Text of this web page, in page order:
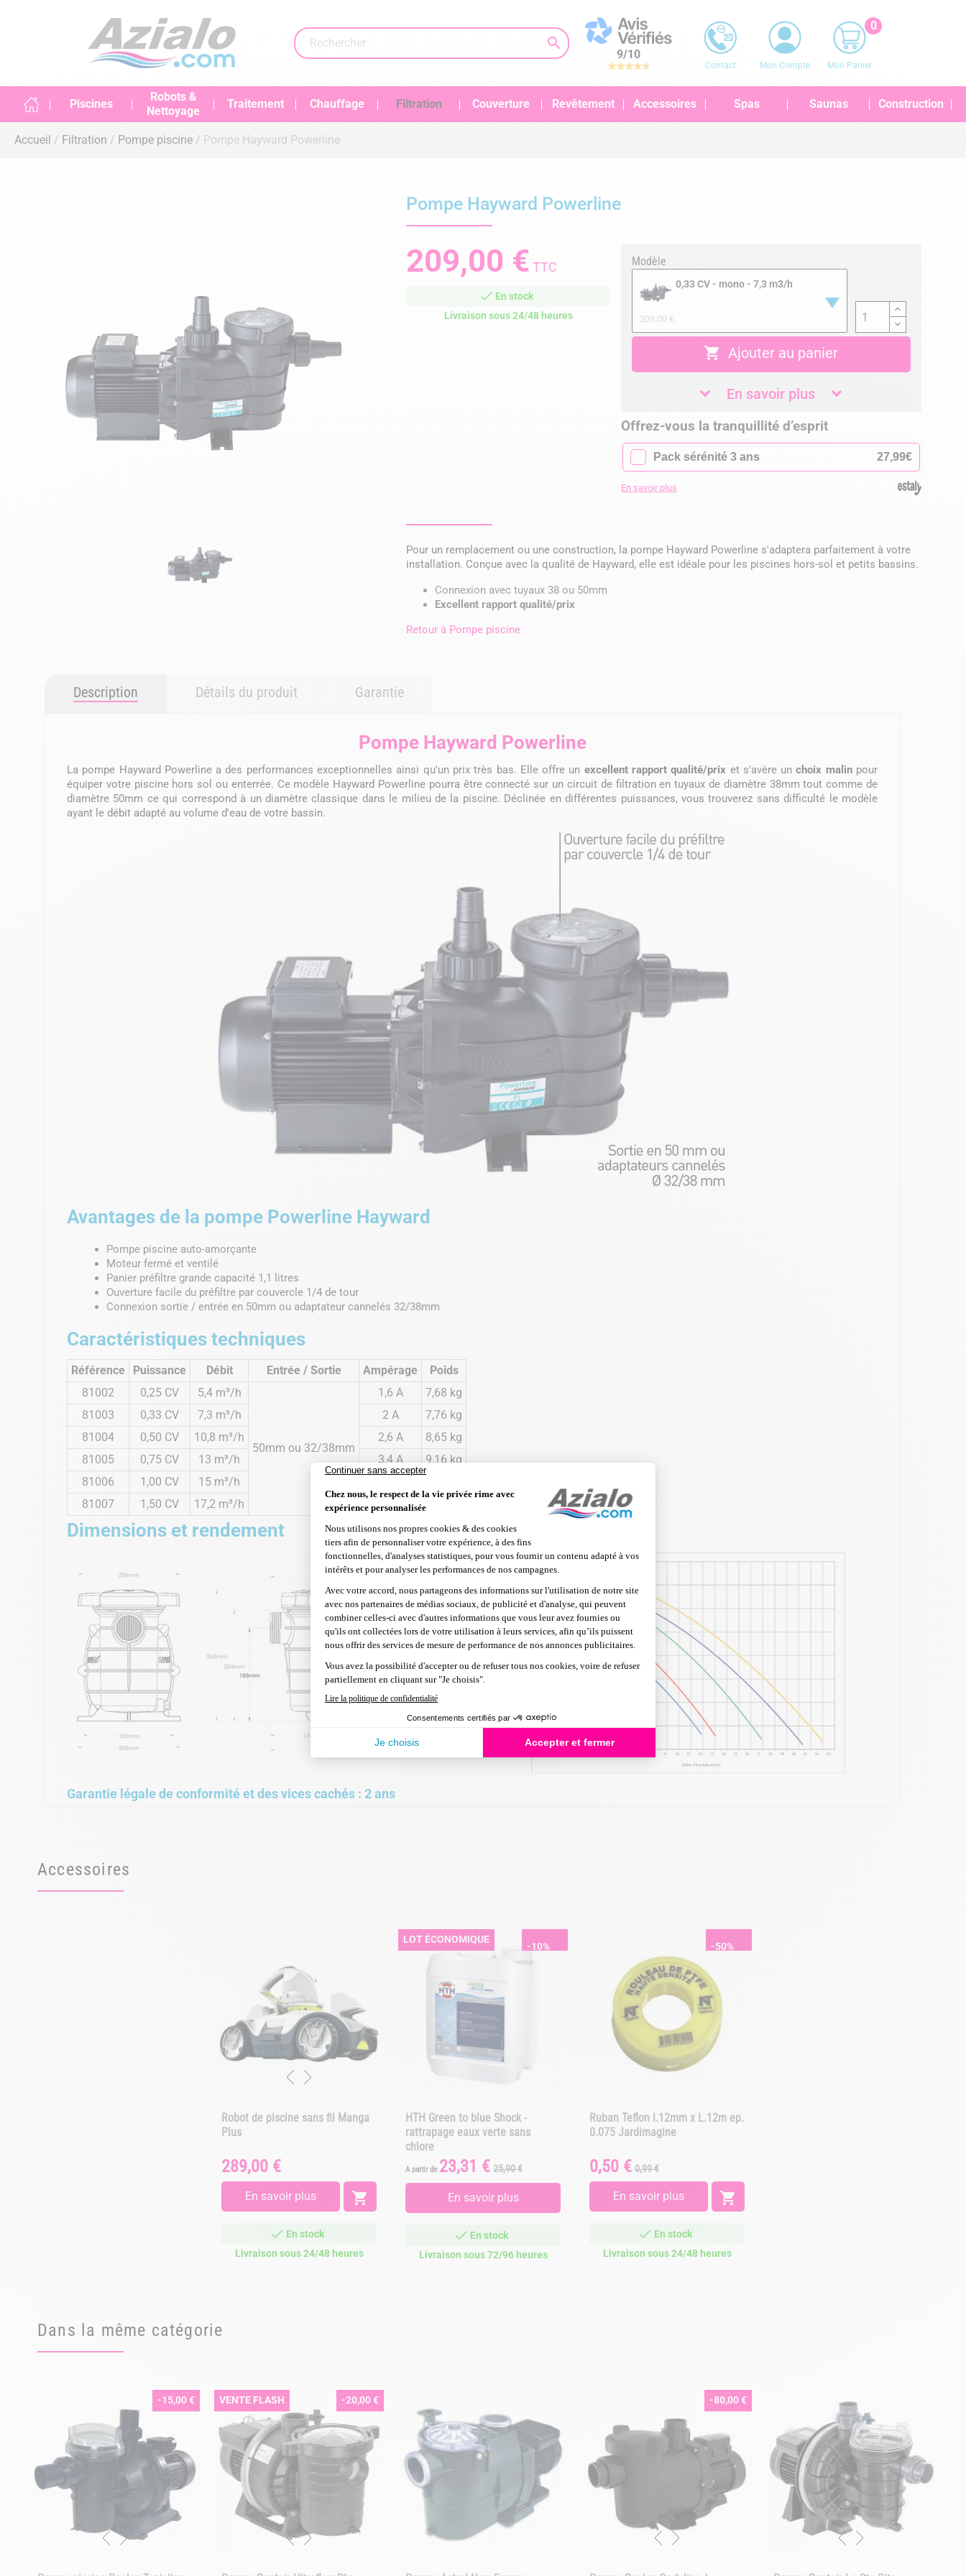

9/10
Contact Mon Compte
0
Mon Panier
Piscines
Robots &
Nettoyage
Traitement Chauffage Filtration Couverture Revêtement Accessoires Spas Saunas Construction
Accueil Filtration Pompe piscine Pompe Hayward Powerline
Pompe Hayward Powerline
209,00 € TTC
En stock
Livraison sous 24/48 heures
Modèle
0,33 CV - mono - 7,3 m3/h
209,00 €
 Ajouter au panier
En savoir plus
Offrez-vous la tranquillité d’esprit
✓ Pack sérénité 3 ans 27,99€
En savoir plus
Pour un remplacement ou une construction, la pompe Hayward Powerline s'adaptera parfaitement à votre
installation. Conçue avec la qualité de Hayward, elle est idéale pour les piscines hors-sol et petits bassins.
Connexion avec tuyaux 38 ou 50mm
Excellent rapport qualité/prix
Retour à Pompe piscine
Description Détails du produit Garantie
Pompe Hayward Powerline
La pompe Hayward Powerline a des performances exceptionnelles ainsi qu'un prix très bas. Elle offre un excellent rapport qualité/prix et s'avère unchoix malinpour
équiper votre piscine hors sol ou enterrée. Ce modèle Hayward Powerline pourra être connecté sur un circuit de filtration en tuyaux de diamètre 38mm tout comme de
diamètre 50mm ce qui correspond à un diamètre classique dans le milieu de la piscine. Déclinée en différentes puissances, vous trouverez sans difficulté le modèle
ayant le débit adapté au volume d'eau de votre bassin.
Avantages de la pompe Powerline Hayward
Pompe piscine auto-amorçante
Moteur fermé et ventilé
Panier préfiltre grande capacité 1,1 litres
Ouverture facile du préfiltre par couvercle 1/4 de tour
Connexion sortie / entrée en 50mm ou adaptateur cannelés 32/38mm
Caractéristiques techniques
Référence Puissance Débit Entrée / Sortie Ampérage
Poids
81002
0,25 CV 5,4 m³/h
50mm ou 32/38mm
1,6 A
7,68 kg
81003
0,33 CV 7,3 m³/h 2 A
7,76 kg
81004
0,50 CV 10,8 m³/h 2,6 A
8,65 kg
81005
0,75 CV 13 m³/h 3,4 A
9,16 kg
81006
1,00 CV 15 m³/h
81007
1,50 CV 17,2 m³/h 4,8 A 11,3 kg
Dimensions et rendement
Garantie légale de conformité et des vices cachés : 2 ans
Accessoires
Robot de piscine sans fil Manga
Plus
Prix
289,00 €
En savoir plus 
En stock
Livraison sous 24/48 heures
LOT ÉCONOMIQUE
-10%
HTH Green to blue Shock -
rattrapage eaux verte sans
chlore
A partir de Prix
23,31 € Prix
base
25,90 €
En savoir plus
En stock
Livraison sous 72/96 heures
-50%
Ruban Teflon l.12mm x L.12m ep.
0.075 Jardimagine
Prix
0,50 € Prix
de
base
0,99 €
En savoir plus 
En stock
Livraison sous 24/48 heures
Dans la même catégorie
-15,00 € VENTE FLASH -20,00 € -80,00 €